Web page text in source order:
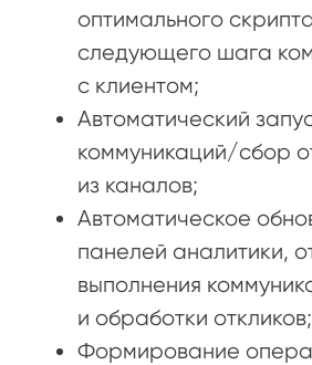
оптимального
следующего шага
с клиентом;
Автоматический
коммуникаций/сбор
из каналов;
Автоматическое
панелей аналитики,
выполнения
и обработки откликов;
Формирование